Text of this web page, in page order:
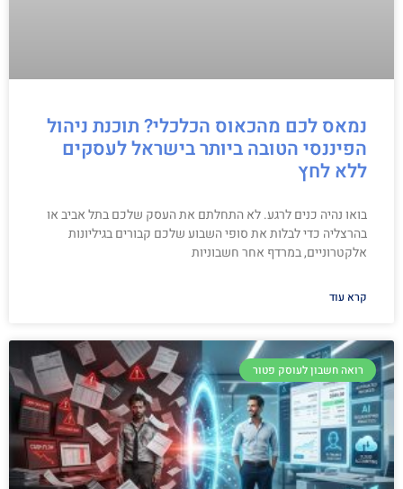
נמאס לכם מהכאוס הכלכלי? תוכנת ניהול
הפיננסי הטובה ביותר בישראל לעסקים
ללא לחץ
בואו נהיה כנים לרגע. לא התחלתם את העסק שלכם בתל אביב או
בהרצליה כדי לבלות את סופי השבוע שלכם קבורים בגיליונות
אלקטרוניים, במרדף אחר חשבוניות
קרא עוד
רואה חשבון לעוסק פטור